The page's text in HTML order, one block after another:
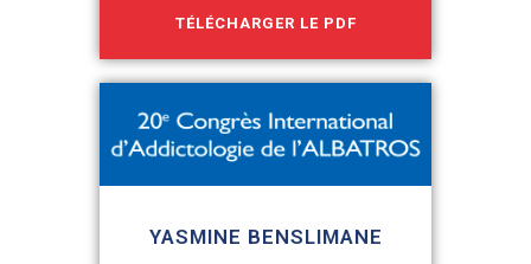
TÉLÉCHARGER LE PDF
YASMINE BENSLIMANE